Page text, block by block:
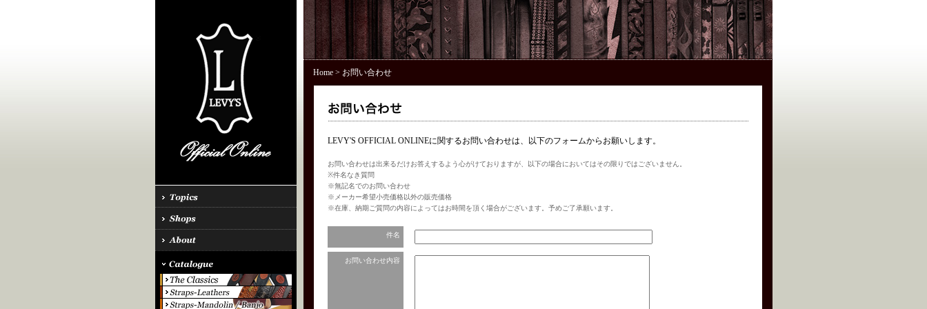
Home> お問い合わせ
LEVY'S OFFICIAL ONLINEに関するお問い合わせは、以下のフォームからお願いします。
お問い合わせは出来るだけお答えするよう心がけておりますが、以下の場合においてはその限りではございません。
※件名なき質問
※無記名でのお問い合わせ
※メーカー希望小売価格以外の販売価格
※在庫、納期ご質問の内容によってはお時間を頂く場合がございます。予めご了承願います。
件名
お問い合わせ内容